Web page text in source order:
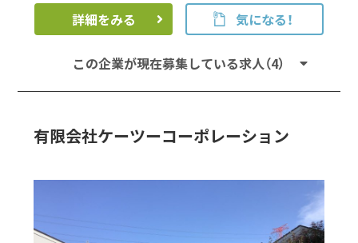
詳細をみる 気になる！
この企業が現在募集している求人（4）
有限会社ケーツーコーポレーション